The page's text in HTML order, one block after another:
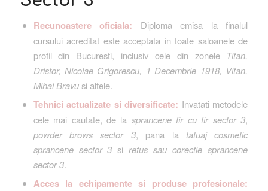
Recunoastere oficiala: Diploma emisa la finalul
cursului acreditat este acceptata in toate saloanele de
profil din Bucuresti, inclusiv cele din zonele Titan,
Dristor, Nicolae Grigorescu, 1 Decembrie 1918, Vitan,
Mihai Bravusi altele.
Tehnici actualizate si diversificate: Invatati metodele
cele mai cautate, de la sprancene fir cu fir sector 3,
powder brows sector 3, pana la tatuaj cosmetic
sprancene sector 3 siretus sau corectie sprancene
sector 3.
Acces la echipamente si produse profesionale: